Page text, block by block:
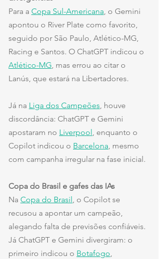
Para a Copa Sul-Americana, o Gemini
apontou o River Plate como favorito,
seguido por São Paulo, Atlético-MG,
Racing e Santos. O ChatGPT indicou o
Atlético-MG, mas errou ao citar o
Lanús, que estará na Libertadores.
Já na Liga dos Campeões, houve
discordância: ChatGPT e Gemini
apostaram no Liverpool , enquanto o
Copilot indicou o Barcelona, mesmo
com campanha irregular na fase inicial.
Copa do Brasil e gafes das IAs
Na Copa do Brasil , o Copilot se
recusou a apontar um campeão,
alegando falta de previsões confiáveis.
Já ChatGPT e Gemini divergiram: o
primeiro indicou o Botafogo,